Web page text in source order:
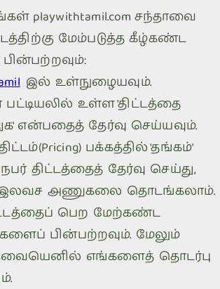
playwithtamil.com சந்தாவை
மேம்படுத்த கீழ்கண்ட
இல் உள்நுழையவும்.
பட்டியலில் உள்ள 'திட்டத்தை
என்பதைத் தேர்வு செய்யவும்.
பக்கத்தில் 'தங்கம்'
திட்டத்தைத் தேர்வு செய்து,
அணுகலை தொடங்கலாம்.
பெற மேற்கண்ட
பின்பற்றவும். மேலும்
எங்களைத் தொடர்பு